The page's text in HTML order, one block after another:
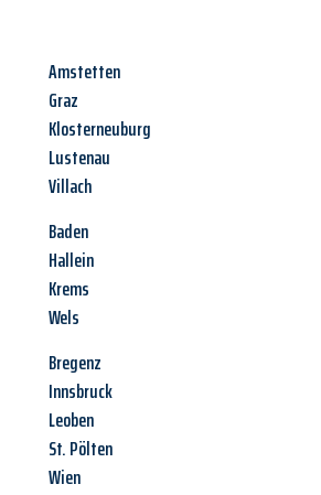
Amstetten
Graz
Klosterneuburg
Lustenau
Villach
Baden
Hallein
Krems
Wels
Bregenz
Innsbruck
Leoben
St. Pölten
Wien